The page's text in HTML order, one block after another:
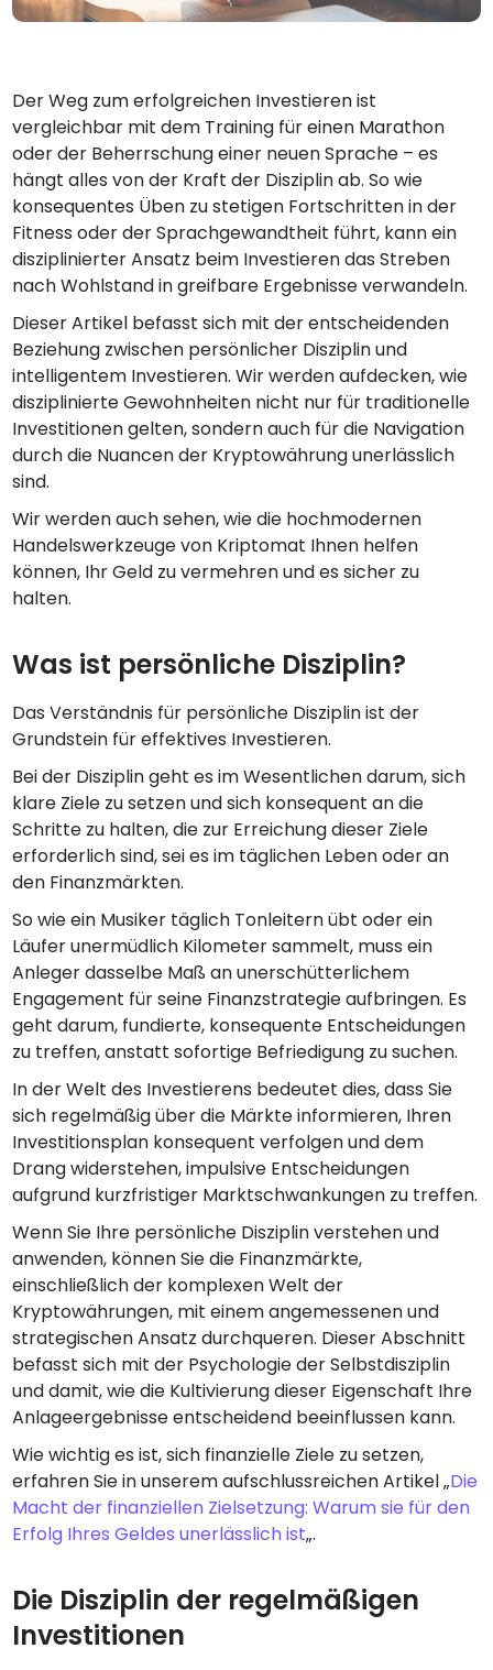
Finde deine Krypto-Strategie
Tresor
Sparen Sie Krypto für Ihre Zukunft
Wiederkehrender Kauf
Regelmäßig geplante Investitionen (DCA)
Preisbenachrichtigungen
Preisaktualisierungen in Echtzeit für Ihre Lieblings-Token
Vermögenswerte erkunden
Entdecken Sie Investitionsmöglichkeiten
Portfolio-Analyse
Intelligente Einblicke für eine optimale Performance
Der Weg zum erfolgreichen Investieren ist
vergleichbar mit dem Training für einen Marathon
oder der Beherrschung einer neuen Sprache – es
hängt alles von der Kraft der Disziplin ab. So wie
konsequentes Üben zu stetigen Fortschritten in der
Fitness oder der Sprachgewandtheit führt, kann ein
disziplinierter Ansatz beim Investieren das Streben
nach Wohlstand in greifbare Ergebnisse verwandeln.
Dieser Artikel befasst sich mit der entscheidenden
Beziehung zwischen persönlicher Disziplin und
intelligentem Investieren. Wir werden aufdecken, wie
disziplinierte Gewohnheiten nicht nur für traditionelle
Investitionen gelten, sondern auch für die Navigation
durch die Nuancen der Kryptowährung unerlässlich
sind.
Wir werden auch sehen, wie die hochmodernen
Handelswerkzeuge von Kriptomat Ihnen helfen
können, Ihr Geld zu vermehren und es sicher zu
halten.
Was ist persönliche Disziplin?
Das Verständnis für persönliche Disziplin ist der
Grundstein für effektives Investieren.
Bei der Disziplin geht es im Wesentlichen darum, sich
klare Ziele zu setzen und sich konsequent an die
Schritte zu halten, die zur Erreichung dieser Ziele
erforderlich sind, sei es im täglichen Leben oder an
den Finanzmärkten.
So wie ein Musiker täglich Tonleitern übt oder ein
Läufer unermüdlich Kilometer sammelt, muss ein
Anleger dasselbe Maß an unerschütterlichem
Engagement für seine Finanzstrategie aufbringen. Es
geht darum, fundierte, konsequente Entscheidungen
zu treffen, anstatt sofortige Befriedigung zu suchen.
In der Welt des Investierens bedeutet dies, dass Sie
sich regelmäßig über die Märkte informieren, Ihren
Investitionsplan konsequent verfolgen und dem
Drang widerstehen, impulsive Entscheidungen
aufgrund kurzfristiger Marktschwankungen zu treffen.
Wenn Sie Ihre persönliche Disziplin verstehen und
anwenden, können Sie die Finanzmärkte,
einschließlich der komplexen Welt der
Kryptowährungen, mit einem angemessenen und
strategischen Ansatz durchqueren. Dieser Abschnitt
befasst sich mit der Psychologie der Selbstdisziplin
und damit, wie die Kultivierung dieser Eigenschaft Ihre
Anlageergebnisse entscheidend beeinflussen kann.
Wie wichtig es ist, sich finanzielle Ziele zu setzen,
erfahren Sie in unserem aufschlussreichen Artikel „Die
Macht der finanziellen Zielsetzung: Warum sie für den
Erfolg Ihres Geldes unerlässlich ist„.
Die Disziplin der regelmäßigen
Investitionen